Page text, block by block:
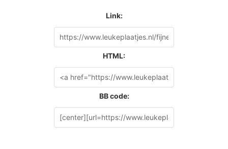
Link:
HTML:
BB code: